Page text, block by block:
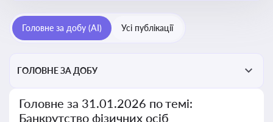
права як боржника, так і кредиторів
Головне за добу (AI) Усі публікації
ГОЛОВНЕ ЗА ДОБУ
Головне за 31.01.2026 по темі:
Банкрутство фізичних осіб